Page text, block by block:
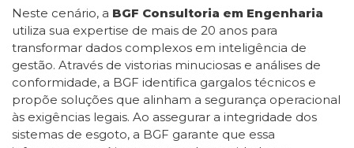
Neste cenário, a BGF Consultoria em Engenharia
utiliza sua expertise de mais de 20 anos para
transformar dados complexos em inteligência de
gestão. Através de vistorias minuciosas e análises de
conformidade, a BGF identifica gargalos técnicos e
propõe soluções que alinham a segurança operacional
às exigências legais. Ao assegurar a integridade dos
sistemas de esgoto, a BGF garante que essa